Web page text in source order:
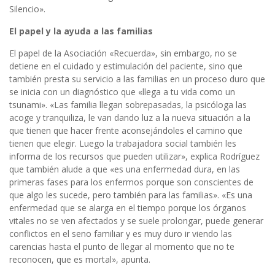
Silencio».
El papel y la ayuda a las familias
El papel de la Asociación «Recuerda», sin embargo, no se
detiene en el cuidado y estimulación del paciente, sino que
también presta su servicio a las familias en un proceso duro que
se inicia con un diagnóstico que «llega a tu vida como un
tsunami». «Las familia llegan sobrepasadas, la psicóloga las
acoge y tranquiliza, le van dando luz a la nueva situación a la
que tienen que hacer frente aconsejándoles el camino que
tienen que elegir. Luego la trabajadora social también les
informa de los recursos que pueden utilizar», explica Rodríguez
que también alude a que «es una enfermedad dura, en las
primeras fases para los enfermos porque son conscientes de
que algo les sucede, pero también para las familias». «Es una
enfermedad que se alarga en el tiempo porque los órganos
vitales no se ven afectados y se suele prolongar, puede generar
conflictos en el seno familiar y es muy duro ir viendo las
carencias hasta el punto de llegar al momento que no te
reconocen, que es mortal», apunta.